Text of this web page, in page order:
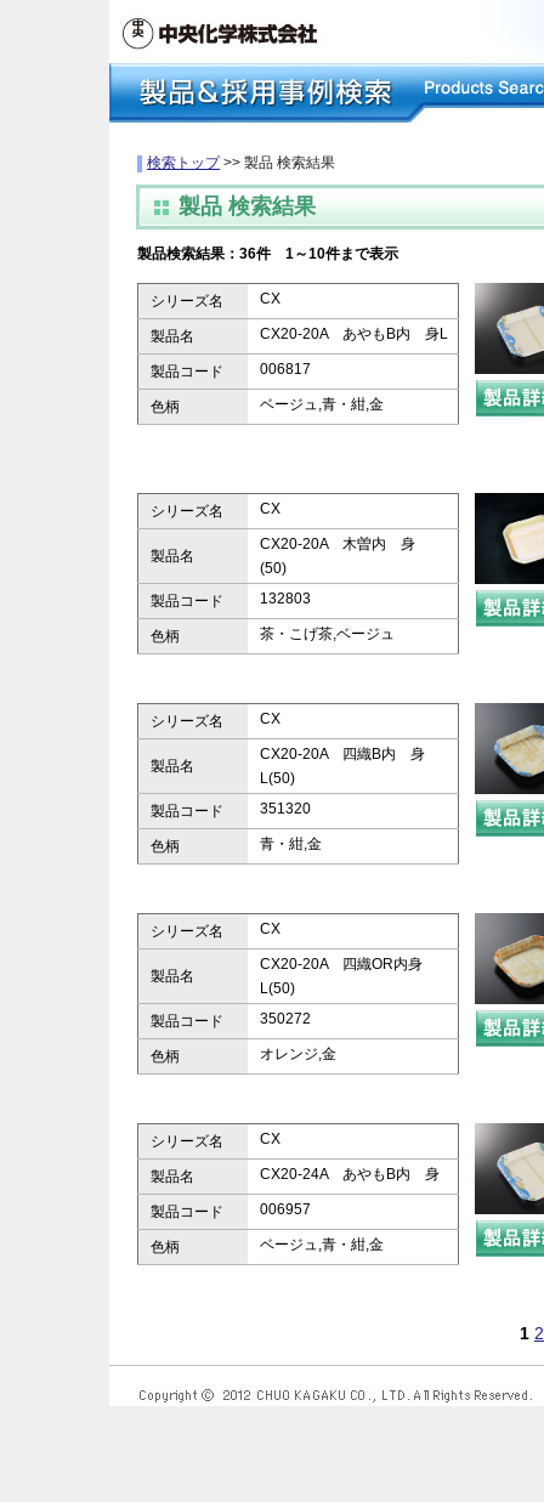
検索トップ>> 製品 検索結果
製品 検索結果
製品検索結果：36件 1～10件まで表示
シリーズ名 CX
製品名 CX20-20A あやもB内 身L
製品コード 006817
色柄 ベージュ,青・紺,金
シリーズ名 CX
製品名
CX20-20A 木曽内 身
(50)
製品コード
132803
色柄 茶・こげ茶,ベージュ
シリーズ名 CX
製品名
CX20-20A 四織B内 身
L(50)
製品コード
351320
色柄 青・紺,金
シリーズ名 CX
製品名
CX20-20A 四織OR内身
L(50)
製品コード
350272
色柄 オレンジ,金
シリーズ名 CX
製品名 CX20-24A あやもB内 身
製品コード 006957
色柄 ベージュ,青・紺,金
1 2